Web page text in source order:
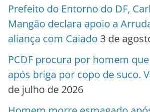
Prefeito do Entorno do DF,
Mangão declara apoio a
aliança com Caiado 3 de
PCDF procura por homem
após briga por copo de suco.
de julho de 2026